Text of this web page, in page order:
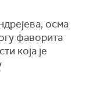
осма
фаворита
која је